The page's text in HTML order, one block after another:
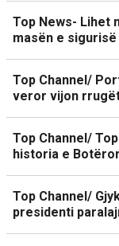
Top News- Lihet
masën e
Top Channel/
veror vijon
Top Channel/
historia e
Top Channel/
presidenti